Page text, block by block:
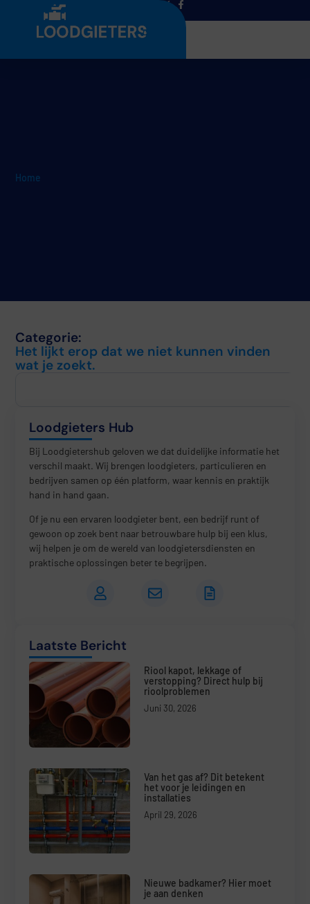
Menu
Home
Loodgieters Hub
Bij Loodgietershub geloven we dat duidelijke informatie het
verschil maakt. Wij brengen loodgieters, particulieren en
bedrijven samen op één platform, waar kennis en praktijk
hand in hand gaan.
Of je nu een ervaren loodgieter bent, een bedrijf runt of
gewoon op zoek bent naar betrouwbare hulp bij een klus,
wij helpen je om de wereld van loodgietersdiensten en
praktische oplossingen beter te begrijpen.
Laatste Bericht
Riool kapot, lekkage of
verstopping? Direct hulp bij
rioolproblemen
Juni 30, 2026
Van het gas af? Dit betekent
het voor je leidingen en
installaties
April 29, 2026
Nieuwe badkamer? Hier moet
je aan denken
Categorie:
Het lijkt erop dat we niet kunnen vinden
wat je zoekt.